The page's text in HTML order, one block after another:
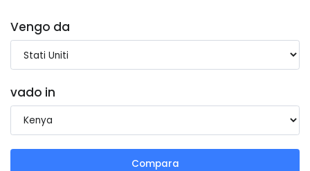
Vengo da
vado in
Compara